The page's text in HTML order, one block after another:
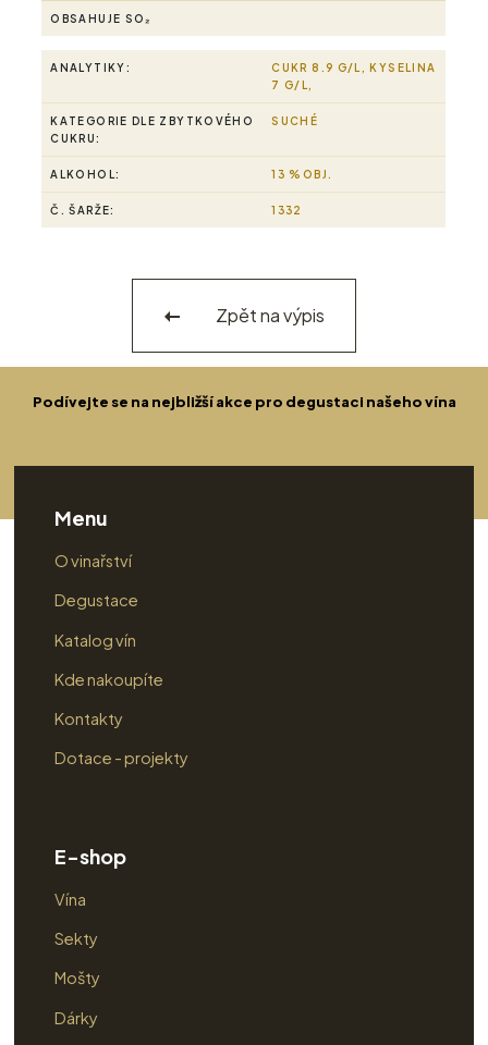
OBSAHUJE SO₂
ANALYTIKY:
CUKR 8.9 G/L, KYSELINA
7 G/L,
KATEGORIE DLE ZBYTKOVÉHO
CUKRU:
SUCHÉ
ALKOHOL: 13 %OBJ.
Č. ŠARŽE: 1332
Zpět na výpis
Podívejte se na nejbližší akce pro degustaci našeho vína
Menu
O vinařství
Degustace
Katalog vín
Kde nakoupíte
Kontakty
Dotace - projekty
E-shop
Vína
Sekty
Mošty
Dárky